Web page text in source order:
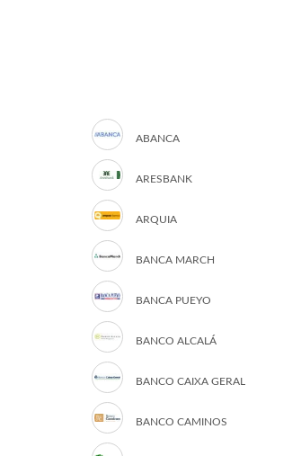
ABANCA
ARESBANK
ARQUIA
BANCA MARCH
BANCA PUEYO
BANCO ALCALÁ
BANCO CAIXA GERAL
BANCO CAMINOS